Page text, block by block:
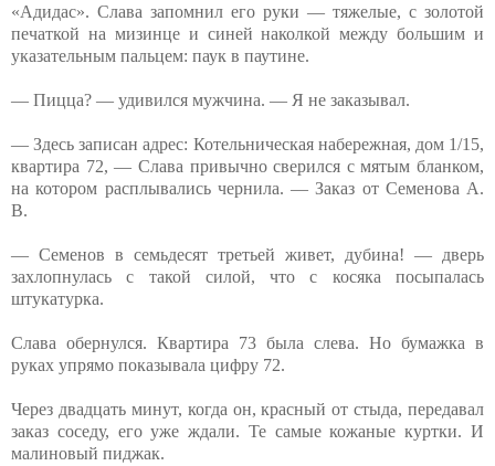
«Адидас». Слава запомнил его руки — тяжелые, с золотой
печаткой на мизинце и синей наколкой между большим и
указательным пальцем: паук в паутине.
— Пицца? — удивился мужчина. — Я не заказывал.
— Здесь записан адрес: Котельническая набережная, дом 1/15,
квартира 72, — Слава привычно сверился с мятым бланком,
на котором расплывались чернила. — Заказ от Семенова А.
В.
— Семенов в семьдесят третьей живет, дубина! — дверь
захлопнулась с такой силой, что с косяка посыпалась
штукатурка.
Слава обернулся. Квартира 73 была слева. Но бумажка в
руках упрямо показывала цифру 72.
Через двадцать минут, когда он, красный от стыда, передавал
заказ соседу, его уже ждали. Те самые кожаные куртки. И
малиновый пиджак.